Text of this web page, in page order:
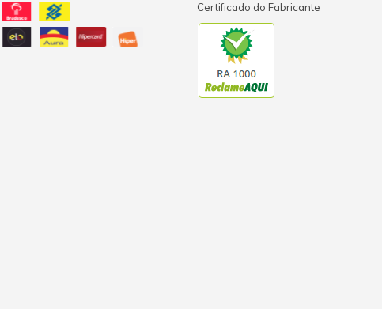
Certificado do Fabricante